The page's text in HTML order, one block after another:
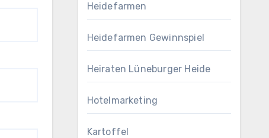
Heidefarmen
Heidefarmen Gewinnspiel
Heiraten Lüneburger Heide
Hotelmarketing
Kartoffel